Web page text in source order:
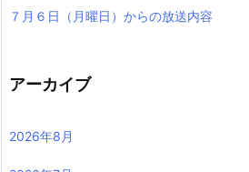
７月６日（月曜日）からの放送内容
アーカイブ
2026年8月